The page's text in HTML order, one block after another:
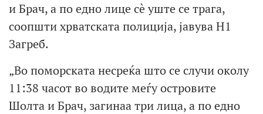
и Брач, а по едно лице сè уште се трага,
соопшти хрватската полиција, јавува Н1
Загреб.
„Во поморската несреќа што се случи околу
11:38 часот во водите меѓу островите
Шолта и Брач, загинаа три лица, а по едно